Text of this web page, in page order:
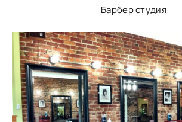
Барбер студия